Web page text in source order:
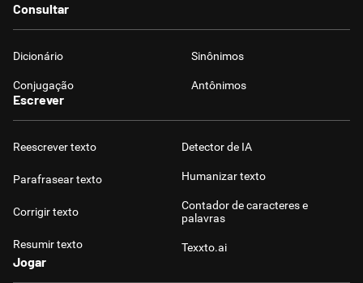
Consultar
Dicionário Sinônimos
Conjugação Antônimos
Escrever
Reescrever texto
Parafrasear texto
Corrigir texto
Resumir texto
Detector de IA
Humanizar texto
Contador de caracteres e
palavras
Texxto.ai
Jogar